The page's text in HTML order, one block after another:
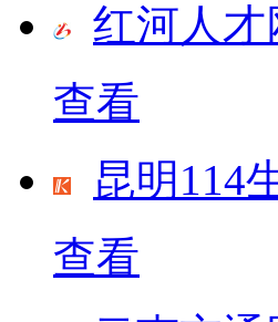
红河人才
查看
昆明114
查看